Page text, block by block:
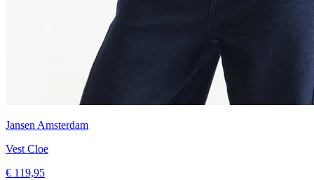
Jansen Amsterdam
Vest Cloe
€ 119,95